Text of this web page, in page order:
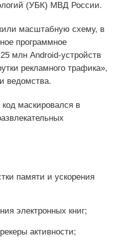
(УБК) МВД России.
масштабную схему, в
программное
млн Android-устройств
рекламного трафика»,
ведомства.
маскировался в
памяти и ускорения
электронных книг;
активности;